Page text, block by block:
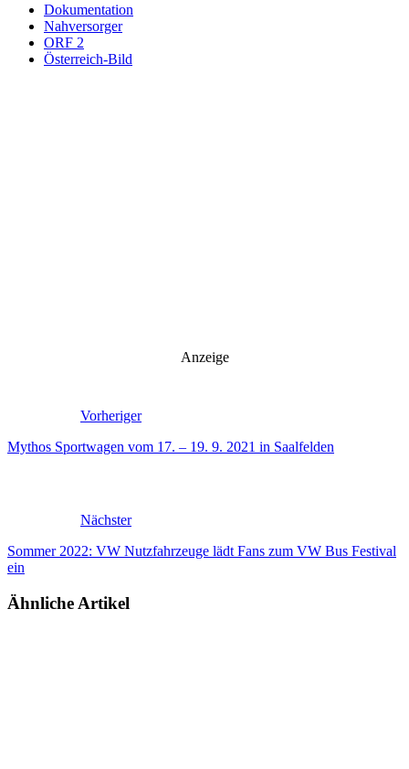
Dokumentation
Nahversorger
ORF 2
Österreich-Bild
Anzeige
Vorheriger
Mythos Sportwagen vom 17. – 19. 9. 2021 in Saalfelden
Nächster
Sommer 2022: VW Nutzfahrzeuge lädt Fans zum VW Bus Festival
ein
Ähnliche Artikel